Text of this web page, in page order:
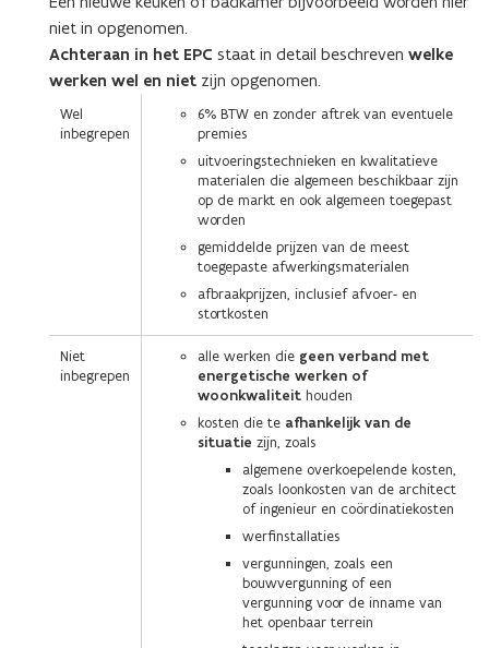
niet in opgenomen.
Achteraan in het EPC staat in detail beschreven welke
werken wel en niet zijn opgenomen.
Wel
inbegrepen
6% BTW en zonder aftrek van eventuele
premies
uitvoeringstechnieken en kwalitatieve
materialen die algemeen beschikbaar zijn
op de markt en ook algemeen toegepast
worden
gemiddelde prijzen van de meest
toegepaste afwerkingsmaterialen
afbraakprijzen, inclusief afvoer- en
stortkosten
Niet
inbegrepen
alle werken die geen verband met
energetische werken of
woonkwaliteit houden
kosten die te afhankelijk van de
situatie zijn, zoals
algemene overkoepelende kosten,
zoals loonkosten van de architect
of ingenieur en coördinatiekosten
werfinstallaties
vergunningen, zoals een
bouwvergunning of een
vergunning voor de inname van
het openbaar terrein